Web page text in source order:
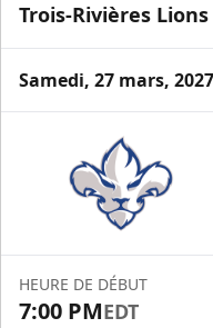
Trois-Rivières
Samedi, 27 mars, 2027
HEURE DE DÉBUT
7:00 PMEDT